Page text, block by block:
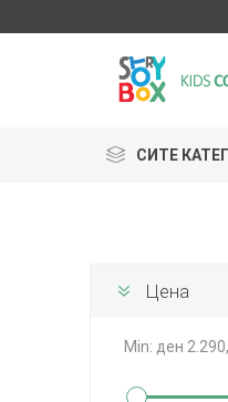
СИТЕ
JanodЦена
Min: ден